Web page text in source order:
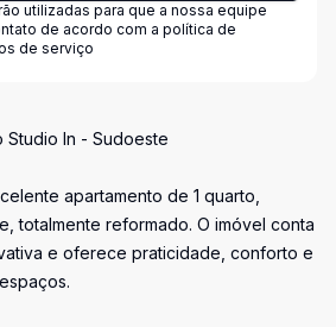
utilizadas para que a nossa equipe
de acordo com a política de
de serviço
Studio In - Sudoeste
apartamento de 1 quarto,
totalmente reformado. O imóvel conta
e oferece praticidade, conforto e